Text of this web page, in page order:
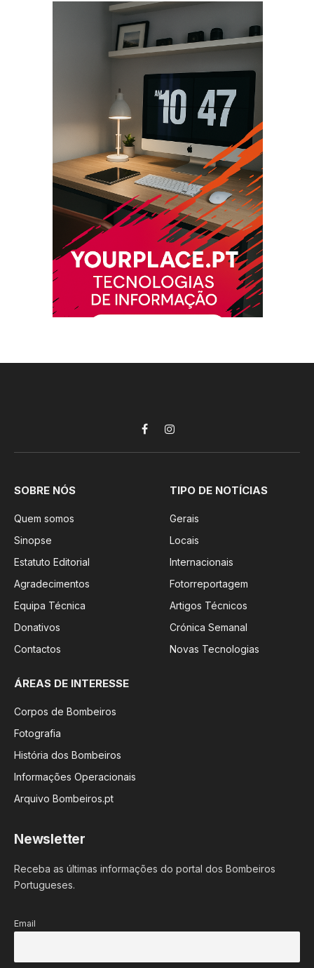
FacebookInstagram
SOBRE NÓS
Quem somos
Sinopse
Estatuto Editorial
Agradecimentos
Equipa Técnica
Donativos
Contactos
TIPO DE NOTÍCIAS
Gerais
Locais
Internacionais
Fotorreportagem
Artigos Técnicos
Crónica Semanal
Novas Tecnologias
ÁREAS DE INTERESSE
Corpos de Bombeiros
Fotografia
História dos Bombeiros
Informações Operacionais
Arquivo Bombeiros.pt
Newsletter
Receba as últimas informações do portal dos Bombeiros
Portugueses.
Email